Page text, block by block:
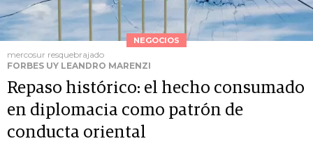
NEGOCIOS
mercosur resquebrajado
FORBES UY LEANDRO MARENZI
Repaso histórico: el hecho consumado
en diplomacia como patrón de
conducta oriental